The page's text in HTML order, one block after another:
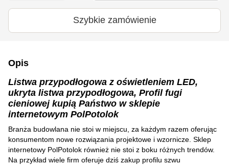
Szybkie zamówienie
Opis
Listwa przypodłogowa z oświetleniem LED,
ukryta listwa przypodłogowa, Profil fugi
cieniowej kupią Państwo w sklepie
internetowym PolPotolok
Branża budowlana nie stoi w miejscu, za każdym razem oferując
konsumentom nowe rozwiązania projektowe i wzornicze. Sklep
internetowy PolPotolok również nie stoi z boku różnych trendów.
Na przykład wiele firm oferuje dziś zakup profilu szwu